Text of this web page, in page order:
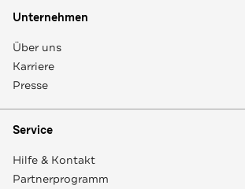
Unternehmen
Über uns
Karriere
Presse
Service
Hilfe & Kontakt
Partnerprogramm